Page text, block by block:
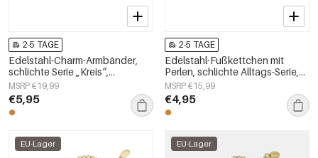
2-5 TAGE
Edelstahl-Charm-Armbänder,
schlichte Serie „Kreis“,
Damenschmuck
MSRP €19,99
€5,95
2-5 TAGE
Edelstahl-Fußkettchen mit
Perlen, schlichte Alltags-Serie,
Damenschmuck
MSRP €15,99
€4,95
EU-Lager EU-Lager